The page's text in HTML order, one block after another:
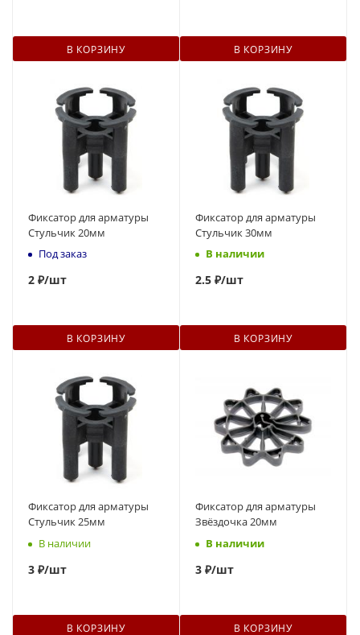
В КОРЗИНУ В КОРЗИНУ
Фиксатор для арматуры
Стульчик 20мм
Под заказ
2 ₽/шт
В КОРЗИНУ
Фиксатор для арматуры
Стульчик 30мм
В наличии
2.5 ₽/шт
В КОРЗИНУ
Фиксатор для арматуры
Стульчик 25мм
В наличии
3 ₽/шт
В КОРЗИНУ
Фиксатор для арматуры
Звёздочка 20мм
В наличии
3 ₽/шт
В КОРЗИНУ